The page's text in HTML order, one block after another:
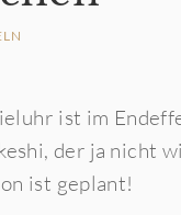
ist im
der ja nicht
ist geplant!